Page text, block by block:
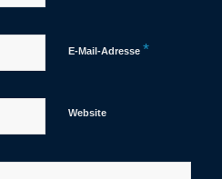
E-Mail-Adresse *
Website